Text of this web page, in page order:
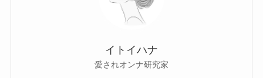
イトイハナ
愛されオンナ研究家